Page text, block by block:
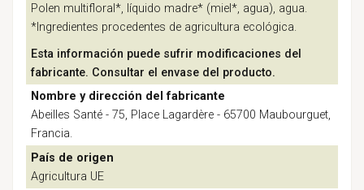
Polen multifloral*, líquido madre* (miel*, agua), agua.
*Ingredientes procedentes de agricultura ecológica.
Esta información puede sufrir modificaciones del
fabricante. Consultar el envase del producto.
Nombre y dirección del fabricante
Abeilles Santé - 75, Place Lagardère - 65700 Maubourguet,
Francia.
País de origen
Agricultura UE